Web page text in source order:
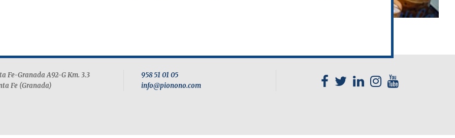
Fe-Granada A92-G Km. 3.3
Fe (Granada)
958 51 01 05
info@pionono.com